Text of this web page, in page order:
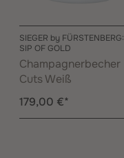
SIEGER by FÜRSTENBERG:
SIP OF GOLD
Champagnerbecher
Cuts Weiß
179,00 €*